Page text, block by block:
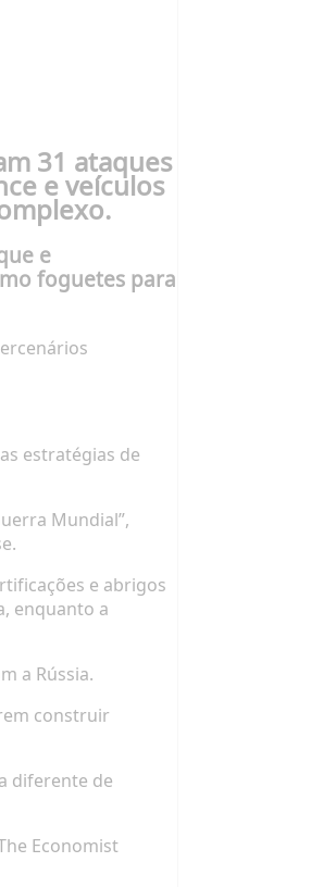
31 ataques
e veículos
e
foguetes para
estratégias de
Mundial”,
e abrigos
enquanto a
a Rússia.
construir
diferente de
Economist